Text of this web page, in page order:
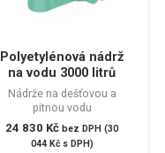
Polyetylénová nádrž
na vodu 3000 litrů
Nádrže na dešťovou a
pitnou vodu
24 830 Kč bez DPH (30
044 Kčs DPH)